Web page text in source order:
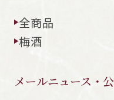
全商品
梅酒
メールニュース・